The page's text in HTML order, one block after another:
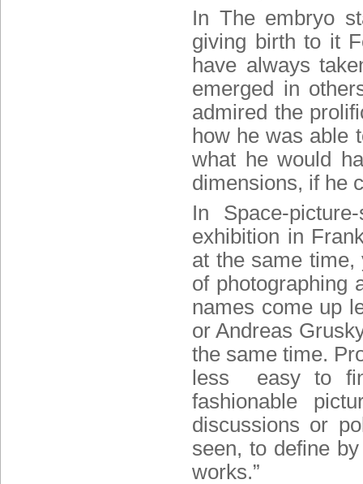
In The embryo
giving birth to it
have always
emerged in
admired the
how he was able
what he would
dimensions, if he
In Space-
exhibition in
at the same time,
of photographing
names come up
or Andreas
the same time.
less easy to
fashionable
discussions or
seen, to define
works.”